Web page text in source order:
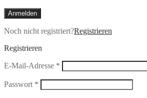
Anmelden
Noch nicht registriert?Registrieren
Registrieren
E-Mail-Adresse * Erforderlich
Passwort * Erforderlich